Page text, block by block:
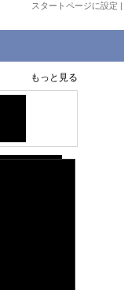
スタートページに設定 |
もっと見る